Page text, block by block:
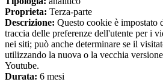
Proprieta: Terza-parte
Descrizione: Questo cookie è impostato
traccia delle preferenze dell'utente per i
nei siti; può anche determinare se il
utilizzando la nuova o la vecchia
Youtube.
Durata: 6 mesi